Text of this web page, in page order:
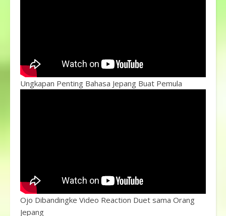
Ungkapan Penting Bahasa Jepang Buat Pemula
Ojo Dibandingke Video Reaction Duet sama Orang
Jepang